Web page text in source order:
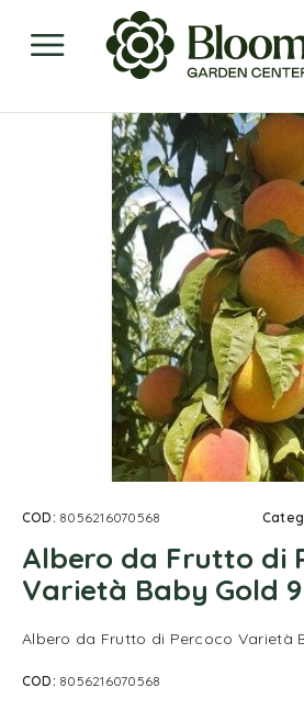
COD: 8056216070568
Albero da Frutto di
Varietà Baby Gold
Albero da Frutto di Percoco Varietà
COD: 8056216070568